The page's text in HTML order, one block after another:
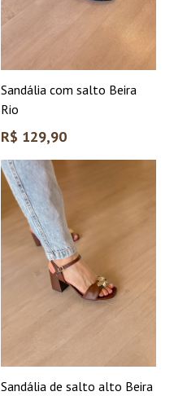
Sandália com salto Beira
Rio
Preço
R$ 129,90
Sandália de salto alto Beira